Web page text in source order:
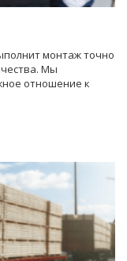
монтаж точно
Мы
отношение к